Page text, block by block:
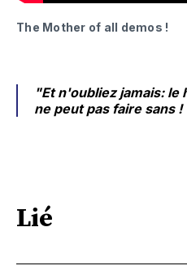
The Mother of all demos !
"Et n'oubliez jamais: le
ne peut pas faire sans !
Lié